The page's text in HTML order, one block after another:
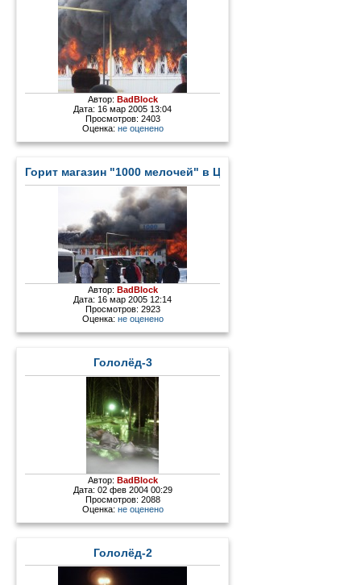
Автор: BadBlock
Дата: 16 мар 2005 13:04
Просмотров: 2403
Оценка: не оценено
Горит магазин "1000 мелочей" в Цыгановке
Автор: BadBlock
Дата: 16 мар 2005 12:14
Просмотров: 2923
Оценка: не оценено
Гололёд-3
Автор: BadBlock
Дата: 02 фев 2004 00:29
Просмотров: 2088
Оценка: не оценено
Гололёд-2